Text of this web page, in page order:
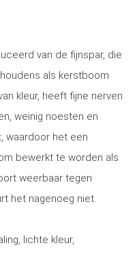
van de fijnspar, die
als kerstboom
kleur, heeft fijne nerven
weinig noesten en
waardoor het een
bewerkt te worden als
weerbaar tegen
het nagenoeg niet.
lichte kleur,